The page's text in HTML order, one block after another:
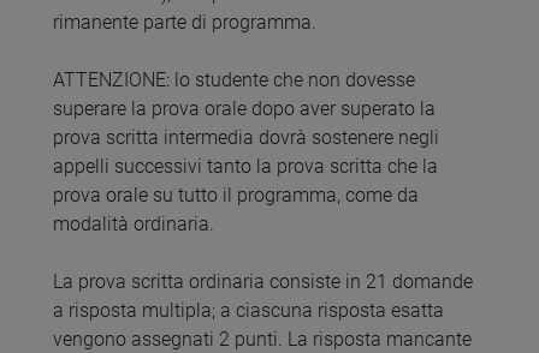
rimanente parte di programma.
ATTENZIONE: lo studente che non dovesse
superare la prova orale dopo aver superato la
prova scritta intermedia dovrà sostenere negli
appelli successivi tanto la prova scritta che la
prova orale su tutto il programma, come da
modalità ordinaria.
La prova scritta ordinaria consiste in 21 domande
a risposta multipla; a ciascuna risposta esatta
vengono assegnati 2 punti. La risposta mancante